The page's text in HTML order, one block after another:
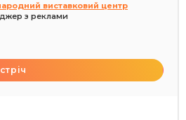
виставковий центр
з реклами